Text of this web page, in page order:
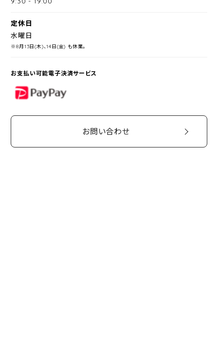
定休日
水曜日
※8月13日(木)、14日(金) も休業。
お支払い可能電子決済サービス
PayPay
お問い合わせ